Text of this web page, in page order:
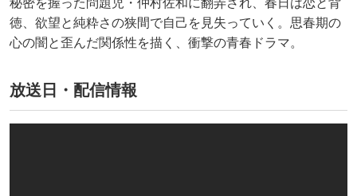
秘密を握った問題児・仲村佐和に翻弄され、春日は恋と背
徳、欲望と純粋さの狭間で自己を見失っていく。思春期の
心の闇と歪んだ関係性を描く、衝撃の青春ドラマ。
放送日・配信情報